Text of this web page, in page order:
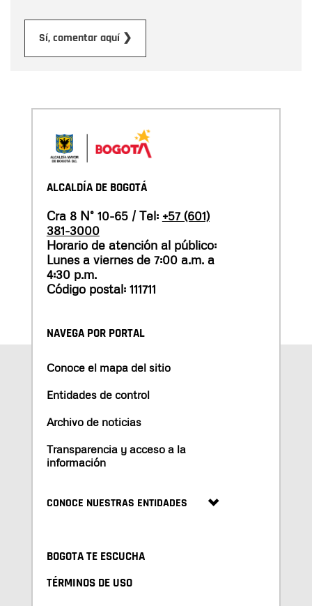
Sí, comentar aquí ❯
ALCALDÍA DE BOGOTÁ
Cra 8 N° 10-65 / Tel: +57 (601)
381-3000
Horario de atención al público:
Lunes a viernes de 7:00 a.m. a
4:30 p.m.
Código postal: 111711
NAVEGA POR PORTAL
Conoce el mapa del sitio
Entidades de control
Archivo de noticias
Transparencia y acceso a la
información
CONOCE NUESTRAS ENTIDADES
BOGOTA TE ESCUCHA
TÉRMINOS DE USO